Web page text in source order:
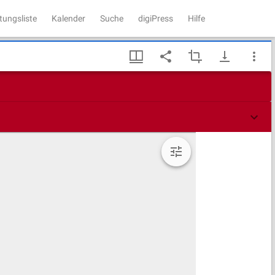
Kalender Suche digiPress Hilfe